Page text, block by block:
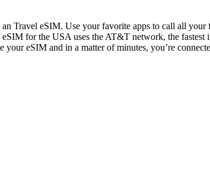
Travel eSIM. Use your favorite apps to call all
for the USA uses the AT&T network, the
eSIM and in a matter of minutes, you’re